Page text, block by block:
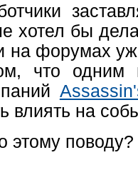
хотел бы
на форумах
что одним
влиять на
этому поводу?